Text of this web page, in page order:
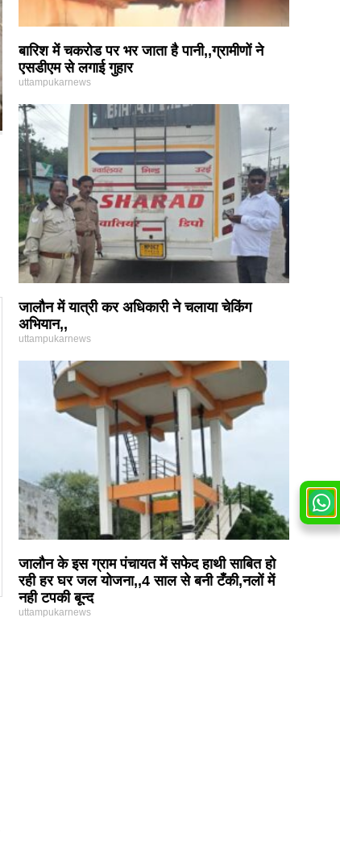
बारिश में चकरोड पर भर जाता है पानी,,ग्रामीणों ने
एसडीएम से लगाई गुहार
uttampukarnews
जालौन में यात्री कर अधिकारी ने चलाया चेकिंग
अभियान,,
uttampukarnews
जालौन के इस ग्राम पंचायत में सफेद हाथी साबित हो
रही हर घर जल योजना,,4 साल से बनी टँकी,नलों में
नही टपकी बून्द
uttampukarnews